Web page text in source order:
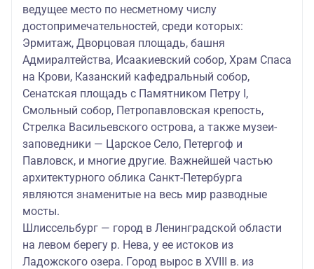
ведущее место по несметному числу
достопримечательностей, среди которых:
Эрмитаж, Дворцовая площадь, башня
Адмиралтейства, Исаакиевский собор, Храм Спаса
на Крови, Казанский кафедральный собор,
Сенатская площадь с Памятником Петру I,
Смольный собор, Петропавловская крепость,
Стрелка Васильевского острова, а также музеи-
заповедники — Царское Село, Петергоф и
Павловск, и многие другие. Важнейшей частью
архитектурного облика Санкт-Петербурга
являются знаменитые на весь мир разводные
мосты.
Шлиссельбург — город в Ленинградской области
на левом берегу р. Нева, у ее истоков из
Ладожского озера. Город вырос в XVIII в. из